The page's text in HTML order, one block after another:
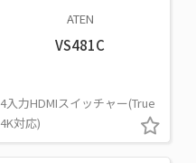
ATEN
VS481C
4入力HDMIスイッチャー(True
4K対応)